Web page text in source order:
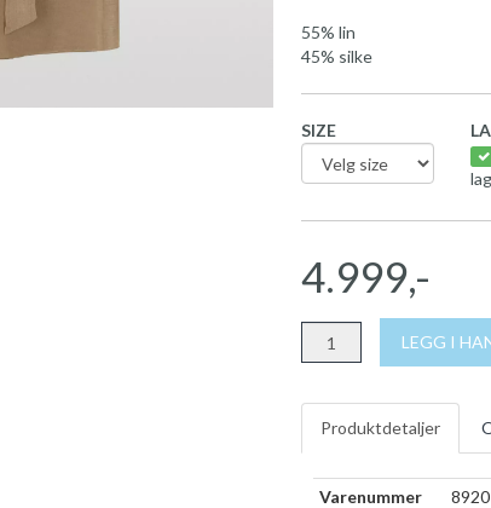
55% lin
45% silke
SIZE
4.999,-
LEGG I
Produktdetaljer
Varenummer
8920